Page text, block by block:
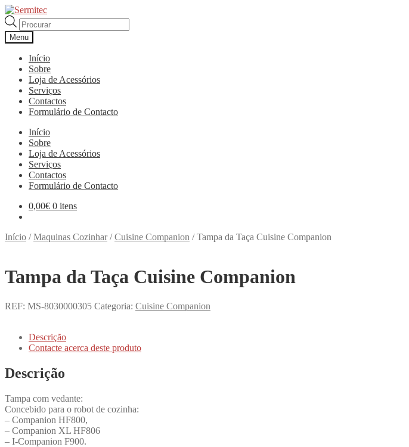
Ir
para
a
navegação
Saltar
para
o
conteúdo
Products
search
Menu
Início
Sobre
Loja de Acessórios
Serviços
Contactos
Formulário de Contacto
Início
Sobre
Loja de Acessórios
Serviços
Contactos
Formulário de Contacto
0,00€ 0 itens
Início /Maquinas Cozinhar/Cuisine Companion /Tampa da Taça Cuisine Companion
Tampa da Taça Cuisine Companion
REF: MS-8030000305 Categoria: Cuisine Companion
Descrição
Contacte acerca deste produto
Descrição
Tampa com vedante:
Concebido para o robot de cozinha:
– Companion HF800,
– Companion XL HF806
– I-Companion F900.